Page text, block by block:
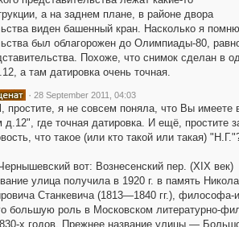
а на заднем плане, в районе двора
виден башенный кран. Насколько я
был облагорожен до Олимпиады-80,
Похоже, что снимок сделан в
а там датировка очень точная.
· 28 September 2011, 04:03
простите, я не совсем поняла, что Вы имеете
д.12", где точная датировка. И ещё, простите
что такое (или кто такой или такая)
вот: Вознесенский пер. (XIX век)
улица получила в 1920 г. в память
Станкевича (1813—1840 гг.), философа-
большую роль в Московском литературно-
х годов. Прежнее название улицы —